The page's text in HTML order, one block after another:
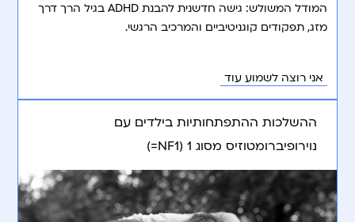
המודל המשולש: גישה חדשנית להבנת ADHD בגיל הרך דרך
מזג, תפקודים קוגניטיביים והמרכיב הרגשי.
אני רוצה לשמוע עוד
ההשלכות ההתפתחותיות בילדים עם
נוירופיברומטוזיס מסוג 1 (NF1=)